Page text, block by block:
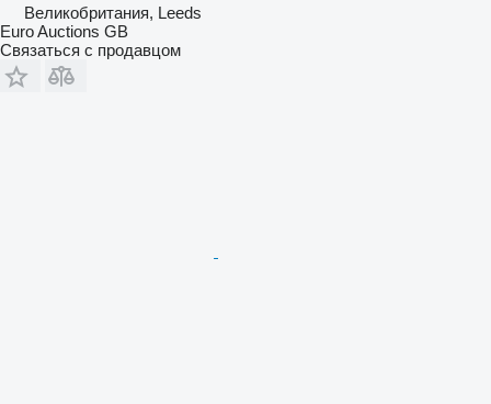
Великобритания, Leeds
Euro Auctions GB
Связаться с продавцом